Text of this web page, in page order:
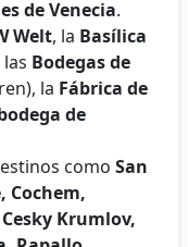
de Venecia.
Welt, la Basílica
las Bodegas de
la Fábrica de
de
comoSan
Cochem,
Krumlov,